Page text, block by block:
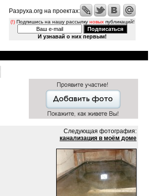
Разруха.org на проектах:
(!)Подпишись на нашу рассылку новыхпубликаций!
И узнавай о них первым!
Следующая фотография:
канализация в моём доме